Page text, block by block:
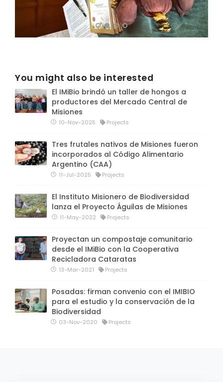
You might also be interested
El IMiBio brindó un taller de hongos a
productores del Mercado Central de
Misiones
10-Nov-2025 Projects
Tres frutales nativos de Misiones fueron
incorporados al Código Alimentario
Argentino (CAA)
11-Jul-2025 Projects
El Instituto Misionero de Biodiversidad
lanza el Proyecto Águilas de Misiones
11-May-2022 Projects
Proyectan un compostaje comunitario
desde el IMiBio con la Cooperativa
Recicladora Cataratas
13-Mar-2021 Projects
Posadas: firman convenio con el IMIBIO
para el estudio y la conservación de la
Biodiversidad
03-Nov-2020 Projects